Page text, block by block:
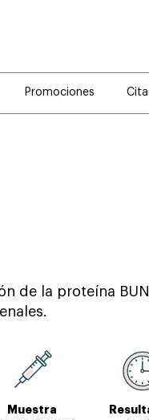
Promociones
de la proteína
Muestra